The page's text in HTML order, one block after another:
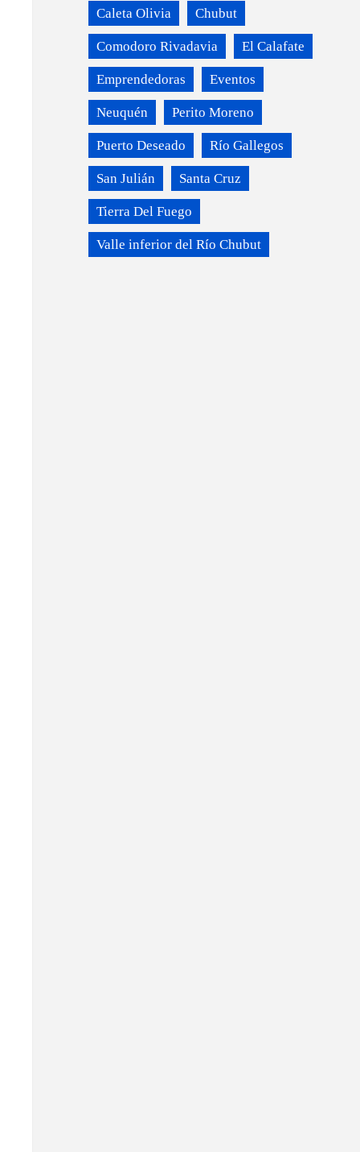
Caleta Olivia Chubut
Comodoro Rivadavia El Calafate
Emprendedoras Eventos
Neuquén Perito Moreno
Puerto Deseado Río Gallegos
San Julián Santa Cruz
Tierra Del Fuego
Valle inferior del Río Chubut